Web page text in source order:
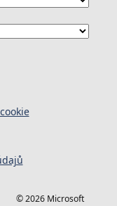
© 2026 Microsoft